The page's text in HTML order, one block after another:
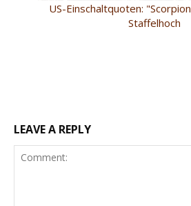
US-Einschaltquoten:
Staffelhoch
LEAVE A REPLY